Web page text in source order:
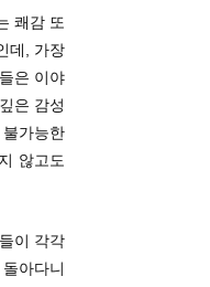
쾌감 또
데, 가장
은 이야
은 감성
가능한
않고도
이 각각
아다니